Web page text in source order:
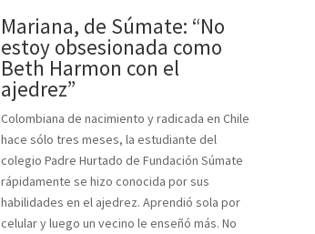
Mariana, de Súmate: “No
estoy obsesionada como
Beth Harmon con el
ajedrez”
Colombiana de nacimiento y radicada en Chile
hace sólo tres meses, la estudiante del
colegio Padre Hurtado de Fundación Súmate
rápidamente se hizo conocida por sus
habilidades en el ajedrez. Aprendió sola por
celular y luego un vecino le enseñó más. No